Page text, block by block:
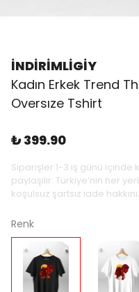
İNDİRİMLİGİY
Kadın Erkek Trend
Oversıze Tshirt
₺ 399.90
Siparişler 1-3 iş günü içinde
paylaşılır. Türkiye’nin her
koşulsuz şartsız iade
Renk